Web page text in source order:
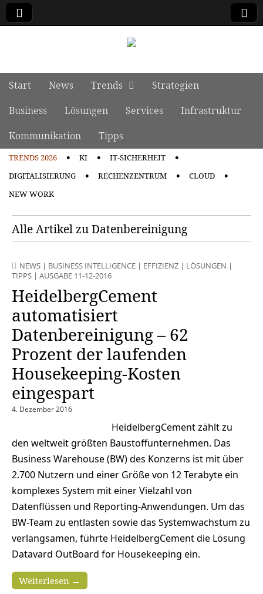
Main menu
Skip to content
Start News Trends
Strategien
Business
Lösungen Services
Infrastruktur
Kommunikation
Tipps
TRENDS 2026 KI
IT-SICHERHEIT
DIGITALISIERUNG
RECHENZENTRUM
CLOUD
NEW WORK
Alle Artikel zu Datenbereinigung
NEWS | BUSINESS INTELLIGENCE | EFFIZIENZ | LÖSUNGEN |
TIPPS | AUSGABE 11-12-2016
HeidelbergCement
automatisiert
Datenbereinigung – 62
Prozent der laufenden
Housekeeping-Kosten
eingespart
4. Dezember 2016
HeidelbergCement zählt zu
den weltweit größten Baustoffunternehmen. Das
Business Warehouse (BW) des Konzerns ist mit über
2.700 Nutzern und einer Größe von 12 Terabyte ein
komplexes System mit einer Vielzahl von
Datenflüssen und Reporting-Anwendungen. Um das
BW-Team zu entlasten sowie das Systemwachstum zu
verlangsamen, führte HeidelbergCement die Lösung
Datavard OutBoard for Housekeeping ein.
Weiterlesen →